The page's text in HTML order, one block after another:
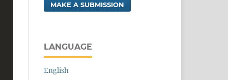
MAKE A SUBMISSION
LANGUAGE
English